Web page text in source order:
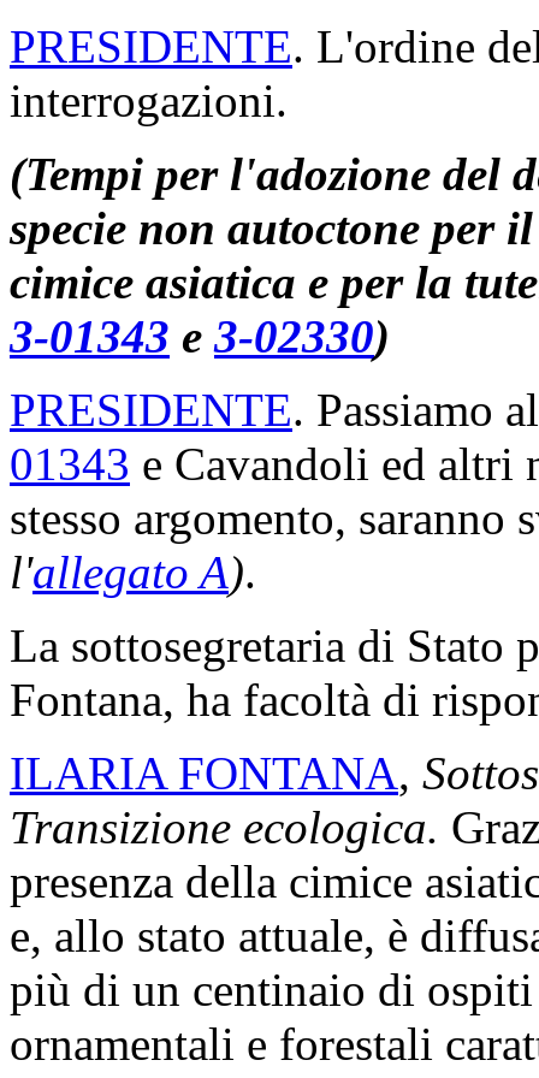
PRESIDENTE. L'ordine
interrogazioni.
(Tempi per l'adozione del
specie non autoctone per
cimice asiatica e per la
3-01343 e3-02330)
PRESIDENTE. Passiamo
01343 e Cavandoli ed altri
stesso argomento,
l'allegato A).
La sottosegretaria di Stato
Fontana, ha facoltà di
ILARIA FONTANA,
Transizione ecologica.
presenza della cimice
e, allo stato attuale, è
più di un centinaio di
ornamentali e forestali